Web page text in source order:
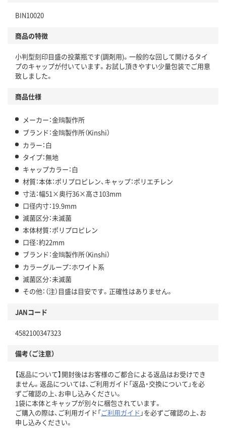
BIN10020
商品の特徴
小判型刻印目盛の投薬瓶です(調剤用)。一般的な回して開けるタイ
プのキャップが付いています。お試し頂きやすい少量包装でご用意
致しました。
商品仕様
メーカー：金鵄製作所
ブランド：金鵄製作所（Kinshi）
カラー：白
タイプ：無地
キャップカラー：白
材質：本体：ポリプロピレン、キャップ：ポリエチレン
寸法：幅51×奥行36×高さ103mm
口径内寸：19.9mm
滅菌区分：未滅菌
本体材質：ポリプロピレン
口径：約22mm
ブランド：金鵄製作所（Kinshi）
カラーグループ：ホワイト系
滅菌区分：未滅菌
その他：（注）目盛は目安です。正確性はありません。
JANコード
4582100347323
備考（ご注意）
【返品について】開封後はお客様のご都合による返品はお受けでき
ません。返品については、ご利用ガイド「返品・交換について」を必
ずご確認の上、お申し込みください。
1袋に本体とキャップが別々に梱包されています。
ご購入の際は、ご利用ガイド「ご利用ガイド 」を必ずご確認の上、お
申し込みください。